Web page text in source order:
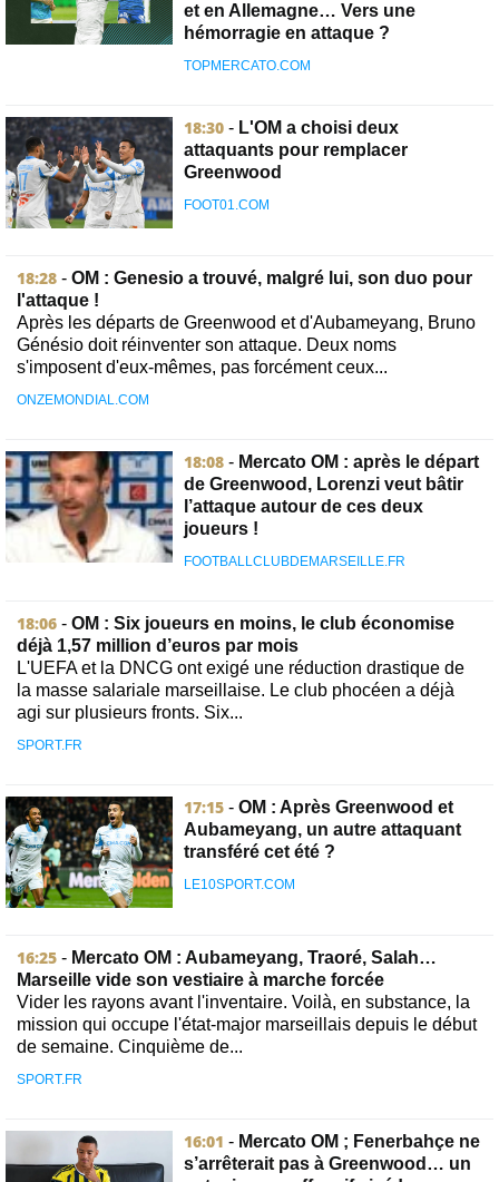
et en Allemagne… Vers une
hémorragie en attaque ?
TOPMERCATO.COM
18:30 - L'OM a choisi deux
attaquants pour remplacer
Greenwood
FOOT01.COM
18:28 - OM : Genesio a trouvé, malgré lui, son duo pour
l'attaque !
Après les départs de Greenwood et d'Aubameyang, Bruno
Génésio doit réinventer son attaque. Deux noms
s'imposent d'eux-mêmes, pas forcément ceux...
ONZEMONDIAL.COM
18:08 - Mercato OM : après le départ
de Greenwood, Lorenzi veut bâtir
l’attaque autour de ces deux
joueurs !
FOOTBALLCLUBDEMARSEILLE.FR
18:06 - OM : Six joueurs en moins, le club économise
déjà 1,57 million d’euros par mois
L'UEFA et la DNCG ont exigé une réduction drastique de
la masse salariale marseillaise. Le club phocéen a déjà
agi sur plusieurs fronts. Six...
SPORT.FR
17:15 - OM : Après Greenwood et
Aubameyang, un autre attaquant
transféré cet été ?
LE10SPORT.COM
16:25 - Mercato OM : Aubameyang, Traoré, Salah…
Marseille vide son vestiaire à marche forcée
Vider les rayons avant l'inventaire. Voilà, en substance, la
mission qui occupe l'état-major marseillais depuis le début
de semaine. Cinquième de...
SPORT.FR
16:01 - Mercato OM ; Fenerbahçe ne
s’arrêterait pas à Greenwood… un